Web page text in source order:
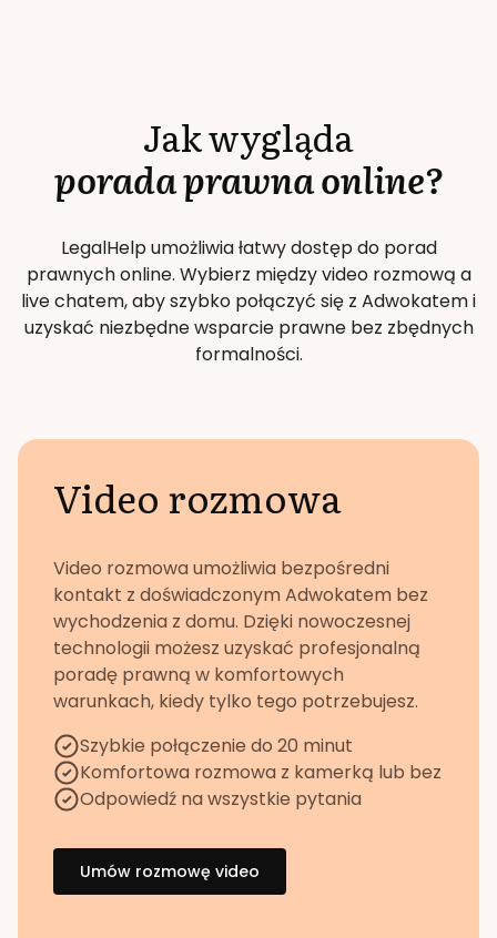
Jak wygląda
porada prawna online?
LegalHelp umożliwia łatwy dostęp do porad
prawnych online. Wybierz między video rozmową a
live chatem, aby szybko połączyć się z Adwokatem i
uzyskać niezbędne wsparcie prawne bez zbędnych
formalności.
Video rozmowa
Video rozmowa umożliwia bezpośredni
kontakt z doświadczonym Adwokatem bez
wychodzenia z domu. Dzięki nowoczesnej
technologii możesz uzyskać profesjonalną
poradę prawną w komfortowych
warunkach, kiedy tylko tego potrzebujesz.
Szybkie połączenie do 20 minut
Komfortowa rozmowa z kamerką lub bez
Odpowiedź na wszystkie pytania
Umów rozmowę video